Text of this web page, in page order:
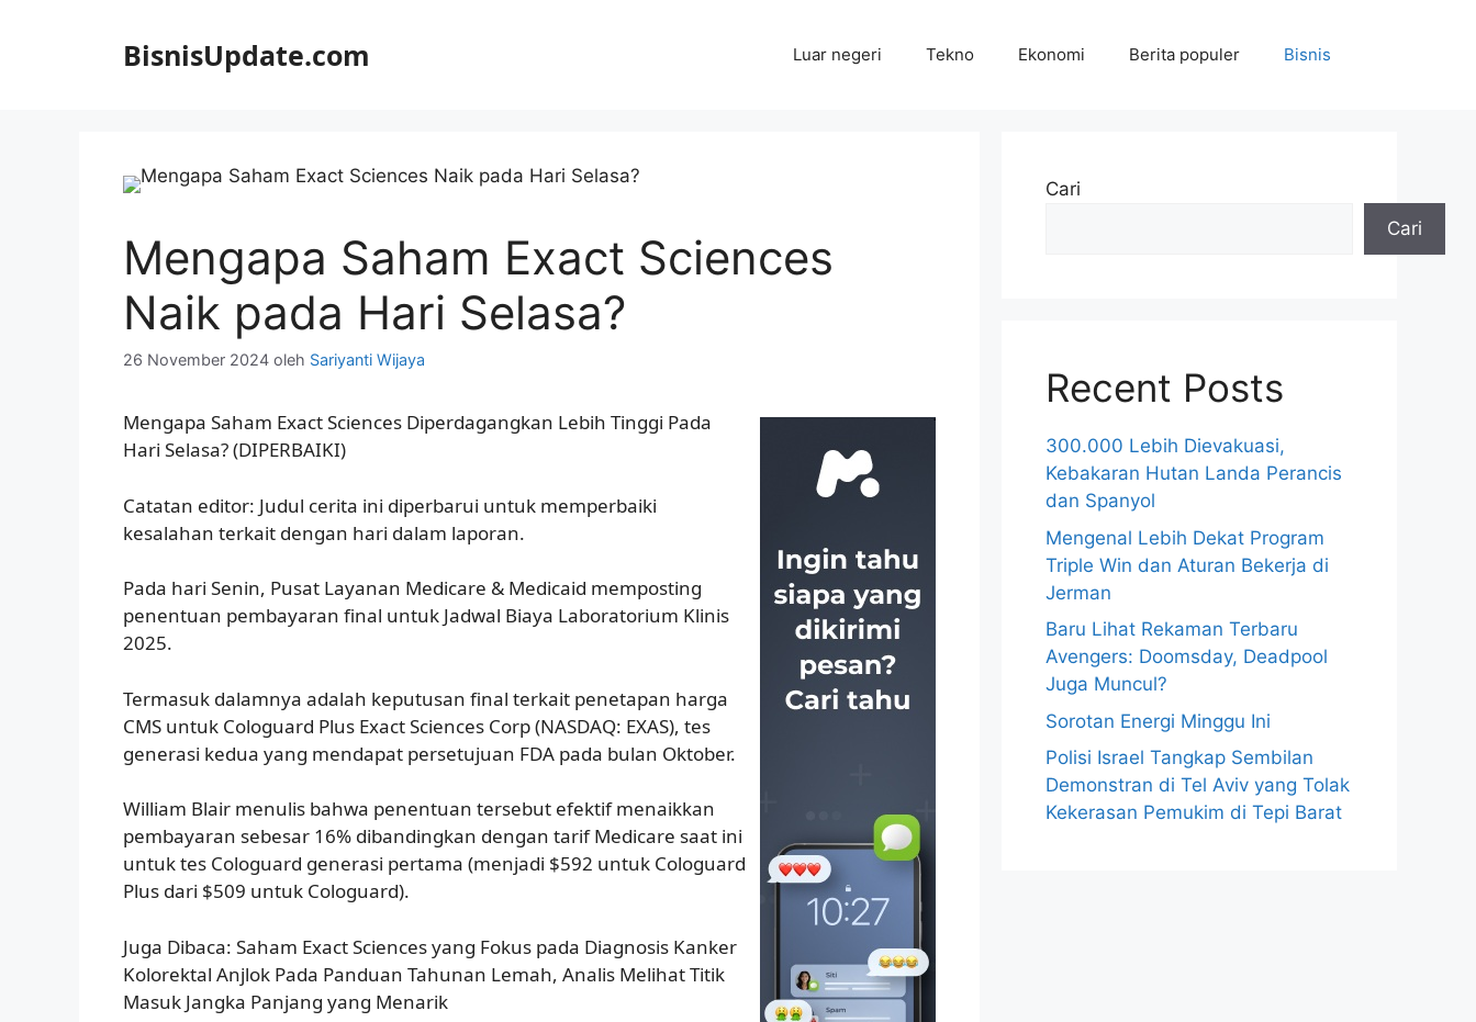
BisnisUpdate.com Luar negeri Tekno Ekonomi Berita populer Bisnis
Mengapa Saham Exact Sciences
Naik pada Hari Selasa?
26 November 2024 oleh Sariyanti Wijaya
Mengapa Saham Exact Sciences Diperdagangkan Lebih Tinggi Pada
Hari Selasa? (DIPERBAIKI)
Catatan editor: Judul cerita ini diperbarui untuk memperbaiki
kesalahan terkait dengan hari dalam laporan.
Pada hari Senin, Pusat Layanan Medicare & Medicaid memposting
penentuan pembayaran final untuk Jadwal Biaya Laboratorium Klinis
2025.
Termasuk dalamnya adalah keputusan final terkait penetapan harga
CMS untuk Cologuard Plus Exact Sciences Corp (NASDAQ: EXAS), tes
generasi kedua yang mendapat persetujuan FDA pada bulan Oktober.
William Blair menulis bahwa penentuan tersebut efektif menaikkan
pembayaran sebesar 16% dibandingkan dengan tarif Medicare saat ini
untuk tes Cologuard generasi pertama (menjadi $592 untuk Cologuard
Plus dari $509 untuk Cologuard).
Juga Dibaca: Saham Exact Sciences yang Fokus pada Diagnosis Kanker
Kolorektal Anjlok Pada Panduan Tahunan Lemah, Analis Melihat Titik
Masuk Jangka Panjang yang Menarik
Cari
Cari
Recent Posts
300.000 Lebih Dievakuasi,
Kebakaran Hutan Landa Perancis
dan Spanyol
Mengenal Lebih Dekat Program
Triple Win dan Aturan Bekerja di
Jerman
Baru Lihat Rekaman Terbaru
Avengers: Doomsday, Deadpool
Juga Muncul?
Sorotan Energi Minggu Ini
Polisi Israel Tangkap Sembilan
Demonstran di Tel Aviv yang Tolak
Kekerasan Pemukim di Tepi Barat